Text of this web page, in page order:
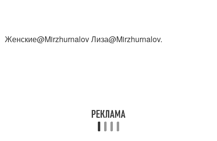
Женские@Mirzhurnalov Лиза@Mirzhurnalov.